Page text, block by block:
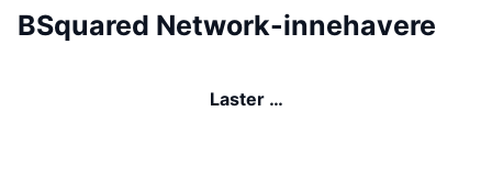
BSquared Network-innehavere
Laster …